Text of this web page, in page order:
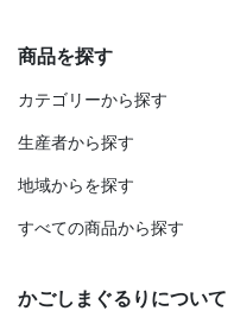
商品を探す
カテゴリーから探す
生産者から探す
地域からを探す
すべての商品から探す
かごしまぐるりについて